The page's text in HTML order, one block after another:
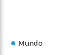
Mundo